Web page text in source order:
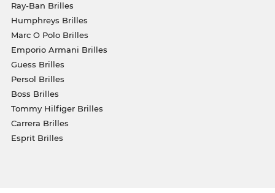
Ray-Ban Brilles
Humphreys Brilles
Marc O Polo Brilles
Emporio Armani Brilles
Guess Brilles
Persol Brilles
Boss Brilles
Tommy Hilfiger Brilles
Carrera Brilles
Esprit Brilles